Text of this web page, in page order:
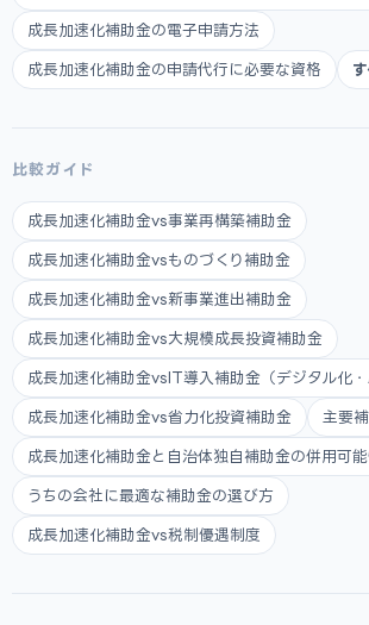
成長加速化補助金の電子申請方法
成長加速化補助金の申請代行に必要な資格
比較ガイド
成長加速化補助金vs事業再構築補助金
成長加速化補助金vsものづくり補助金
成長加速化補助金vs新事業進出補助金
成長加速化補助金vs大規模成長投資補助金
成長加速化補助金vsIT導入補助金（デジタル化・
成長加速化補助金vs省力化投資補助金 主要
成長加速化補助金と自治体独自補助金の併用可
うちの会社に最適な補助金の選び方
成長加速化補助金vs税制優遇制度